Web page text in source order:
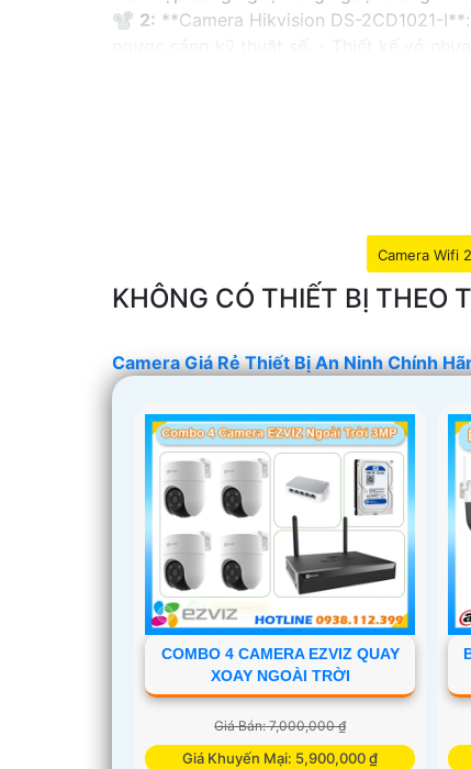
📽 2: **Camera Hikvision DS-2CD1021-
**Camera Dahua HDCVI HAC-
ngoại lên đến 20m. - Chống ngược sáng
Nhớ kiểm tra và lựa chọn sản phẩm phù
Camera Wifi
KHÔNG CÓ THIẾT BỊ THEO
Camera Giá Rẻ Thiết Bị An Ninh Chính
COMBO 4 CAMERA EZVIZ QUAY
XOAY NGOÀI TRỜI
Giá Bán: 7,000,000 ₫
Giá Khuyến Mại: 5,900,000 ₫